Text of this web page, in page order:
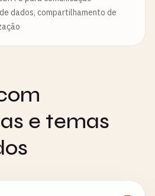
dados, compartilhamento de
e temas